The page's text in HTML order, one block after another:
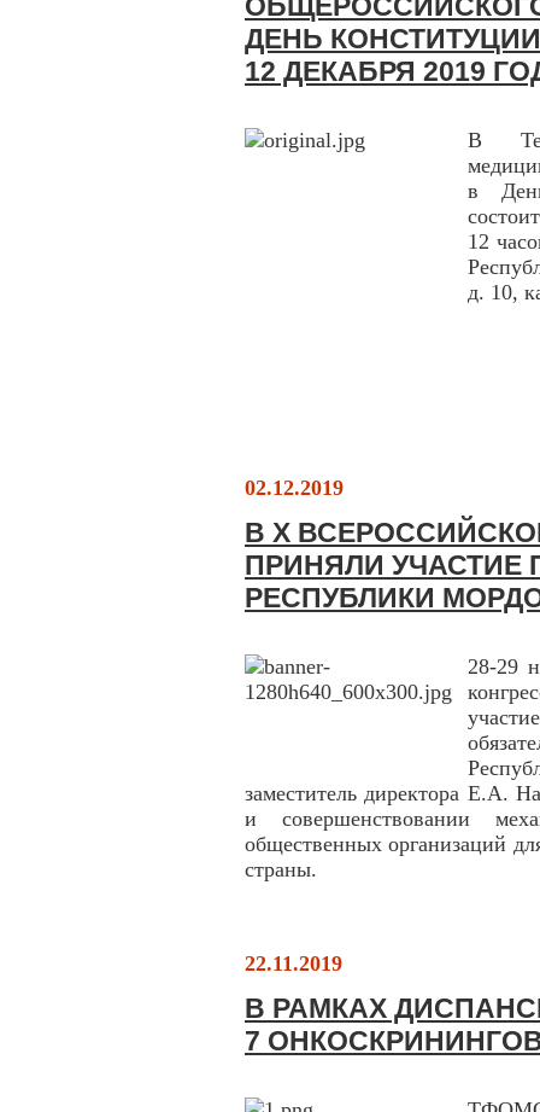
ДЕНЬ
12 ДЕКАБРЯ 2019
В
в
12
д. 10,
02.12.2019
В X
ПРИНЯЛИ УЧАСТИЕ
РЕСПУБЛИКИ
28-29
заместитель директора Е.А.
и совершенствовании
общественных организаций
страны.
22.11.2019
В РАМКАХ
7